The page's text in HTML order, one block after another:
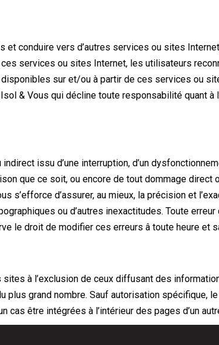
conduire vers d’autres services ou sites
services ou sites Internet, les utilisateurs
sur et/ou à partir de ces services ou
& Vous qui décline toute responsabilité quant
issu d’une interruption, d’un
que ce soit, ou encore de tout dommage direct
s’efforce d’assurer, au mieux, la précision et
ou d’autres inexactitudes. Toute
le droit de modifier ces erreurs â toute heure et
à l’exclusion de ceux diffusant des
grand nombre. Sauf autorisation spécifique,
être intégrées à l’intérieur des pages d’un